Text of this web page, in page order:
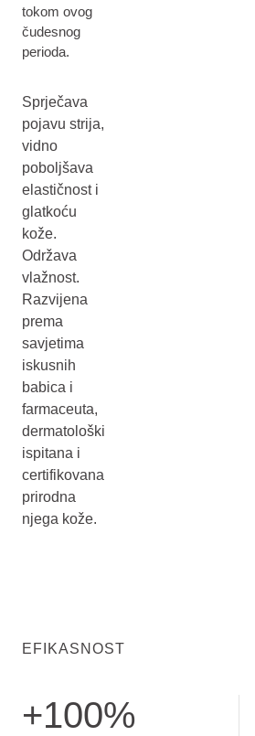
tokom ovog
čudesnog
perioda.
Sprječava
pojavu strija,
vidno
poboljšava
elastičnost i
glatkoću
kože.
Održava
vlažnost.
Razvijena
prema
savjetima
iskusnih
babica i
farmaceuta,
dermatološki
ispitana i
certifikovana
prirodna
njega kože.
EFIKASNOST
+100%